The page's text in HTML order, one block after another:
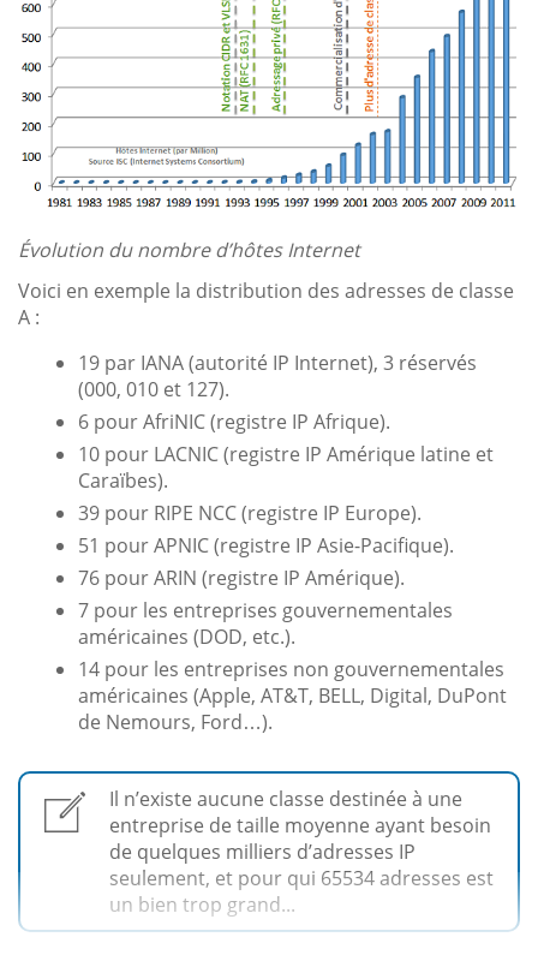
Évolution du nombre d’hôtes Internet
Voici en exemple la distribution des adresses de classe
A :
19 par IANA (autorité IP Internet), 3 réservés
(000, 010 et 127).
6 pour AfriNIC (registre IP Afrique).
10 pour LACNIC (registre IP Amérique latine et
Caraïbes).
39 pour RIPE NCC (registre IP Europe).
51 pour APNIC (registre IP Asie-Pacifique).
76 pour ARIN (registre IP Amérique).
7 pour les entreprises gouvernementales
américaines (DOD, etc.).
14 pour les entreprises non gouvernementales
américaines (Apple, AT&T, BELL, Digital, DuPont
de Nemours, Ford…).
Il n’existe aucune classe destinée à une
entreprise de taille moyenne ayant besoin
de quelques milliers d’adresses IP
seulement, et pour qui 65534 adresses est
un bien trop grand...